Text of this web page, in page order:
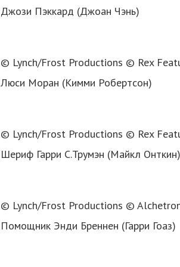
Джози Пэккард (Джоан Чэнь)
© Lynch/Frost Productions © Rex
Люси Моран (Кимми Робертсон)
© Lynch/Frost Productions © Rex
Шериф Гарри С.Трумэн (Майкл Онткин)
© Lynch/Frost Productions ©
Помощник Энди Бреннен (Гарри Гоаз)